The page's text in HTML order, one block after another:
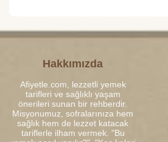
Hakkımızda
Afiyetle.com, lezzetli yemek
tarifleri ve sağlıklı yaşam
önerileri sunan bir rehberdir.
Misyonumuz, sofralarınıza hem
sağlık hem de lezzet katacak
tariflerle ilham vermek. "Bu